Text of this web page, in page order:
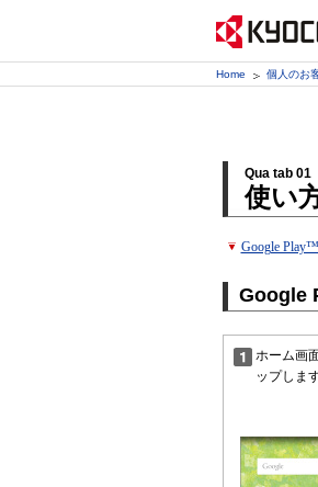
Home 個人のお
Qua tab 01
使い
Google
Google
ホーム画
ップします